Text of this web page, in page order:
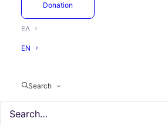
Donation
ΕΛ
EN
Search